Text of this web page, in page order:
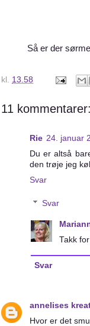
Så er der
kl. 13.58
11 kommentarer:
Rie 24. januar
Du er altså
den trøje jeg
Svar
Svar
Takk
Svar
annelises
Hvor er det